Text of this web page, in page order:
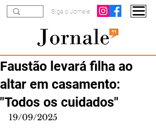
Siga o Jornale
Faustão levará filha ao
altar em casamento:
"Todos os cuidados"
19/09/2025